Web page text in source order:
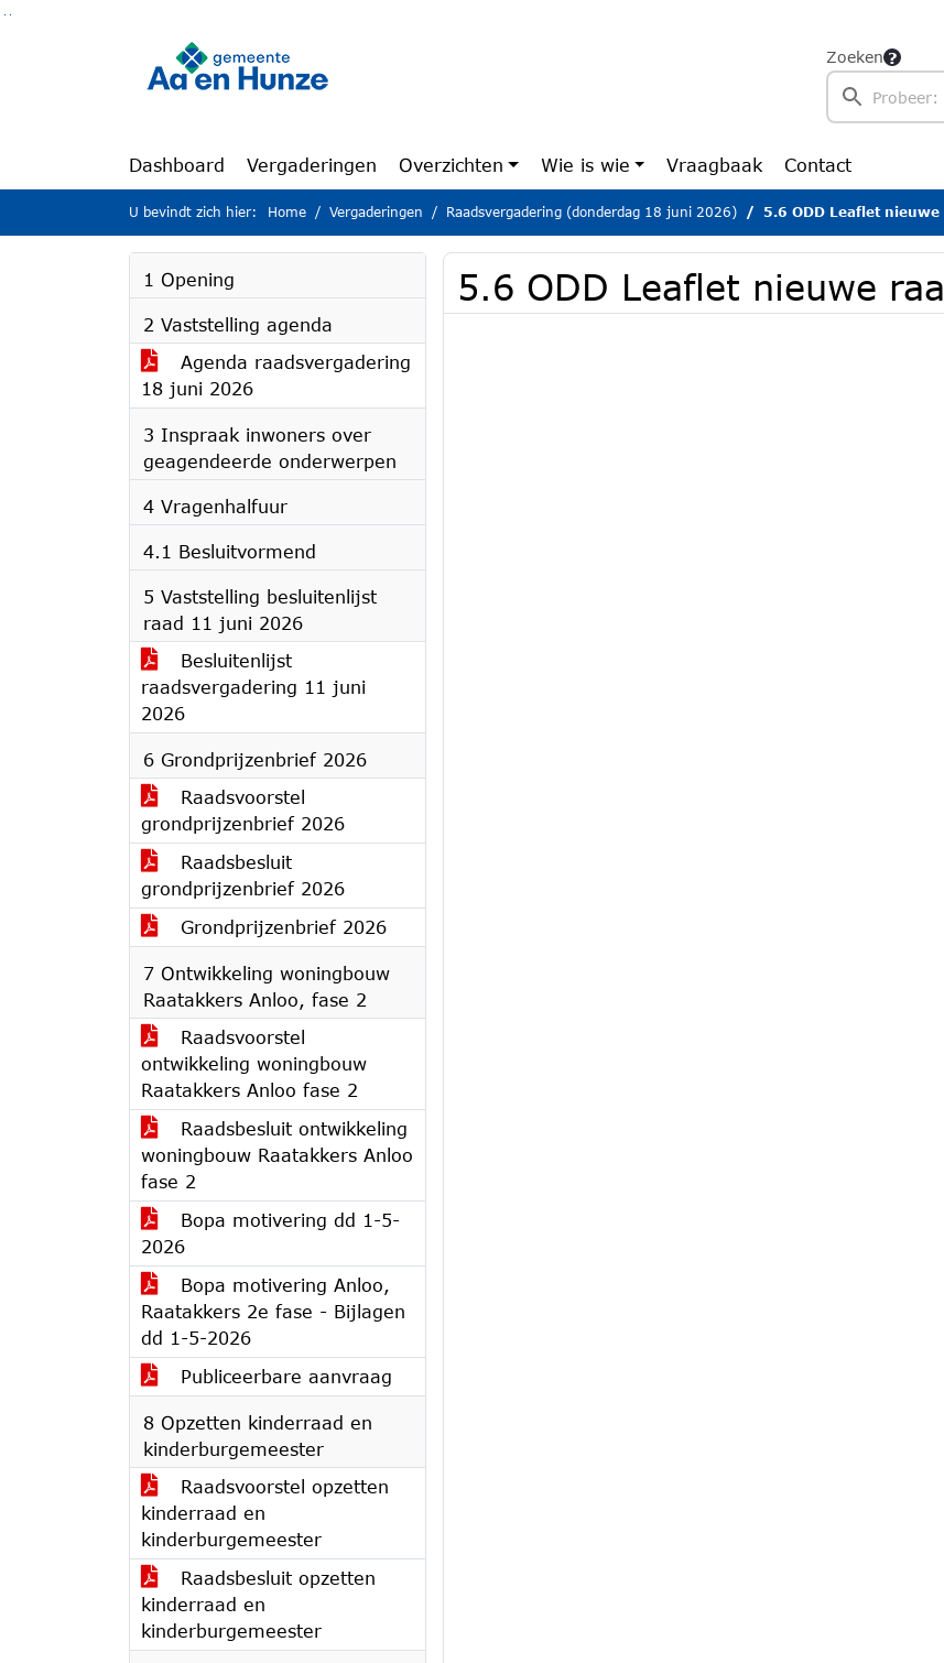
Zoeken
Dashboard Vergaderingen Overzichten Wie is wie Vraagbaak Contact
U bevindt zich hier: Home Vergaderingen Raadsvergadering (donderdag 18 juni 2026) 5.6 ODD Leaflet nieuwe
1 Opening
2 Vaststelling agenda
Agenda raadsvergadering
18 juni 2026
3 Inspraak inwoners over
geagendeerde onderwerpen
4 Vragenhalfuur
4.1 Besluitvormend
5 Vaststelling besluitenlijst
raad 11 juni 2026
Besluitenlijst
raadsvergadering 11 juni
2026
6 Grondprijzenbrief 2026
Raadsvoorstel
grondprijzenbrief 2026
Raadsbesluit
grondprijzenbrief 2026
Grondprijzenbrief 2026
7 Ontwikkeling woningbouw
Raatakkers Anloo, fase 2
Raadsvoorstel
ontwikkeling woningbouw
Raatakkers Anloo fase 2
Raadsbesluit ontwikkeling
woningbouw Raatakkers Anloo
fase 2
Bopa motivering dd 1-5-
2026
Bopa motivering Anloo,
Raatakkers 2e fase - Bijlagen
dd 1-5-2026
Publiceerbare aanvraag
8 Opzetten kinderraad en
kinderburgemeester
Raadsvoorstel opzetten
kinderraad en
kinderburgemeester
Raadsbesluit opzetten
kinderraad en
kinderburgemeester
5.6 ODD Leaflet nieuwe